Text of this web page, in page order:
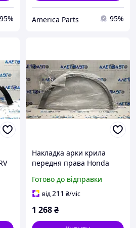
95% America Parts 95%
Накладка арки крила
передня права Honda
OEM 74115TMET01
Готово до відправки
від211 ₴/міс
1 268₴